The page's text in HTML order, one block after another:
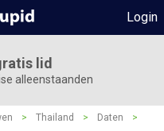
Login
lid
alleenstaanden
> Thailand > Daten
>